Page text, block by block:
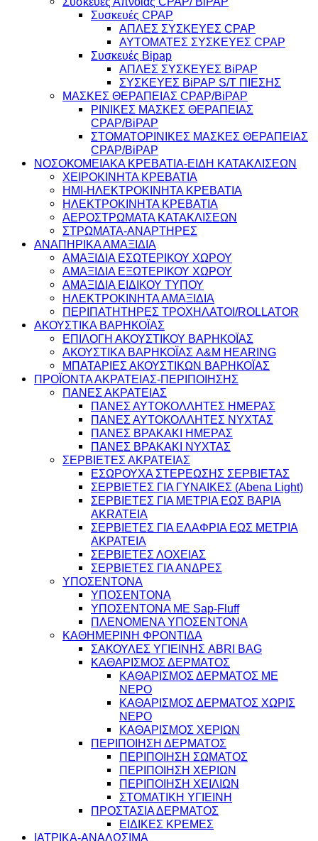
Συσκευές CPAP
ΑΠΛΕΣ ΣΥΣΚΕΥΕΣ CPAP
ΑΥΤΟΜΑΤΕΣ ΣΥΣΚΕΥΕΣ CPAP
Συσκευές Bipap
ΑΠΛΕΣ ΣΥΣΚΕΥΕΣ BiPAP
ΣΥΣΚΕΥΕΣ BiPAP S/T ΠΙΕΣΗΣ
ΜΑΣΚΕΣ ΘΕΡΑΠΕΙΑΣ CPAP/BiPAP
ΡΙΝΙΚΕΣ ΜΑΣΚΕΣ ΘΕΡΑΠΕΙΑΣ
CPAP/BiPAP
ΣΤΟΜΑΤΟΡΙΝΙΚΕΣ ΜΑΣΚΕΣ ΘΕΡΑΠΕΙΑΣ
CPAP/BiPAP
ΝΟΣΟΚΟΜΕΙΑΚΑ ΚΡΕΒΑΤΙΑ-ΕΙΔΗ ΚΑΤΑΚΛΙΣΕΩΝ
ΧΕΙΡΟΚΙΝΗΤΑ ΚΡΕΒΑΤΙΑ
ΗΜΙ-ΗΛΕΚΤΡΟΚΙΝΗΤΑ ΚΡΕΒΑΤΙΑ
ΗΛΕΚΤΡΟΚΙΝΗΤΑ ΚΡΕΒΑΤΙΑ
ΑΕΡΟΣΤΡΩΜΑΤΑ ΚΑΤΑΚΛΙΣΕΩΝ
ΣΤΡΩΜΑΤΑ-ΑΝΑΡΤΗΡΕΣ
ΑΝΑΠΗΡΙΚΑ ΑΜΑΞΙΔΙΑ
ΑΜΑΞΙΔΙΑ ΕΣΩΤΕΡΙΚΟΥ ΧΩΡΟΥ
ΑΜΑΞΙΔΙΑ ΕΞΩΤΕΡΙΚΟΥ ΧΩΡΟΥ
ΑΜΑΞΙΔΙΑ ΕΙΔΙΚΟΥ ΤΥΠΟΥ
ΗΛΕΚΤΡΟΚΙΝΗΤΑ ΑΜΑΞΙΔΙΑ
ΠΕΡΙΠΑΤΗΤΗΡΕΣ ΤΡΟΧΗΛΑΤΟΙ/ROLLATOR
ΑΚΟΥΣΤΙΚΑ ΒΑΡΗΚΟΪΑΣ
ΕΠΙΛΟΓΗ ΑΚΟΥΣΤΙΚΟΥ ΒΑΡΗΚΟΪΑΣ
ΑΚΟΥΣΤΙΚΑ ΒΑΡΗΚΟΪΑΣ A&M HEARING
ΜΠΑΤΑΡΙΕΣ ΑΚΟΥΣΤΙΚΩΝ ΒΑΡΗΚΟΪΑΣ
ΠΡΟΪΟΝΤΑ ΑΚΡΑΤΕΙΑΣ-ΠΕΡΙΠΟΙΗΣΗΣ
ΠΑΝΕΣ ΑΚΡΑΤΕΙΑΣ
ΠΑΝΕΣ ΑΥΤΟΚΟΛΛΗΤΕΣ ΗΜΕΡΑΣ
ΠΑΝΕΣ ΑΥΤΟΚΟΛΛΗΤΕΣ ΝΥΧΤΑΣ
ΠΑΝΕΣ ΒΡΑΚΑΚΙ ΗΜΕΡΑΣ
ΠΑΝΕΣ ΒΡΑΚΑΚΙ ΝΥΧΤΑΣ
ΣΕΡΒΙΕΤΕΣ ΑΚΡΑΤΕΙΑΣ
ΕΣΩΡΟΥΧΑ ΣΤΕΡΕΩΣΗΣ ΣΕΡΒΙΕΤΑΣ
ΣΕΡΒΙΕΤΕΣ ΓΙΑ ΓΥΝΑΙΚΕΣ (Abena Light)
ΣΕΡΒΙΕΤΕΣ ΓΙΑ ΜΕΤΡΙΑ ΕΩΣ ΒΑΡΙΑ
AKRATEIA
ΣΕΡΒΙΕΤΕΣ ΓΙΑ ΕΛΑΦΡΙΑ ΕΩΣ ΜΕΤΡΙΑ
ΑΚΡΑΤΕΙΑ
ΣΕΡΒΙΕΤΕΣ ΛΟΧΕΙΑΣ
ΣΕΡΒΙΕΤΕΣ ΓΙΑ ΑΝΔΡΕΣ
ΥΠΟΣΕΝΤΟΝΑ
ΥΠΟΣΕΝΤΟΝΑ
ΥΠΟΣΕΝΤΟΝΑ ΜΕ Sap-Fluff
ΠΛΕΝΟΜΕΝΑ ΥΠΟΣΕΝΤΟΝΑ
ΚΑΘΗΜΕΡΙΝΗ ΦΡΟΝΤΙΔΑ
ΣΑΚΟΥΛΕΣ ΥΓΙΕΙΝΗΣ ABRI BAG
ΚΑΘΑΡΙΣΜΟΣ ΔΕΡΜΑΤΟΣ
ΚΑΘΑΡΙΣΜΟΣ ΔΕΡΜΑΤΟΣ ΜΕ
ΝΕΡΟ
ΚΑΘΑΡΙΣΜΟΣ ΔΕΡΜΑΤΟΣ ΧΩΡΙΣ
ΝΕΡΟ
ΚΑΘΑΡΙΣΜΟΣ ΧΕΡΙΩΝ
ΠΕΡΙΠΟΙΗΣΗ ΔΕΡΜΑΤΟΣ
ΠΕΡΙΠΟΙΗΣΗ ΣΩΜΑΤΟΣ
ΠΕΡΙΠΟΙΗΣΗ ΧΕΡΙΩΝ
ΠΕΡΙΠΟΙΗΣΗ ΧΕΙΛΙΩΝ
ΣΤΟΜΑΤΙΚΗ ΥΓΙΕΙΝΗ
ΠΡΟΣΤΑΣΙΑ ΔΕΡΜΑΤΟΣ
ΕΙΔΙΚΕΣ ΚΡΕΜΕΣ
ΙΑΤΡΙΚΑ-ΑΝΑΛΩΣΙΜΑ